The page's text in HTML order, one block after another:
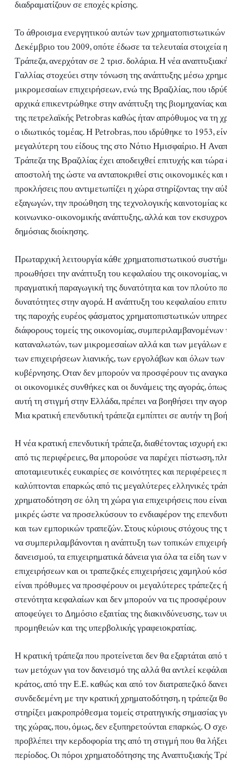
διαδραματίζουν σε εποχές κρίσης.
Το άθροισμα ενεργητικού αυτών των χρηματοπιστωτικών
Δεκέμβριο του 2009, οπότε έδωσε τα τελευταία στοιχεία
Τράπεζα, ανερχόταν σε 2 τρισ. δολάρια. Η νέα
Γαλλίας στοχεύει στην τόνωση της ανάπτυξης μέσω
μικρομεσαίων επιχειρήσεων, ενώ της Βραζιλίας, που
αρχικά επικεντρώθηκε στην ανάπτυξη της βιομηχανίας
της πετρελαϊκής Petrobras καθώς ήταν απρόθυμος να τη
ο ιδιωτικός τομέας. Η Petrobras, που ιδρύθηκε το 1953,
μεγαλύτερη του είδους της στο Νότιο Ημισφαίριο. Η
Τράπεζα της Βραζιλίας έχει αποδειχθεί επιτυχής και τώρα
αποστολή της ώστε να ανταποκριθεί στις οικονομικές και
προκλήσεις που αντιμετωπίζει η χώρα στηρίζοντας την
εξαγωγών, την προώθηση της τεχνολογικής καινοτομίας
κοινωνικο-οικονομικής ανάπτυξης, αλλά και τον
δημόσιας διοίκησης.
Πρωταρχική λειτουργία κάθε χρηματοπιστωτικού
προωθήσει την ανάπτυξη του κεφαλαίου της οικονομίας,
πραγματική παραγωγική της δυνατότητα και τον πλούτο
δυνατότητες στην αγορά. Η ανάπτυξη του κεφαλαίου
της παροχής ευρέος φάσματος χρηματοπιστωτικών
διάφορους τομείς της οικονομίας, συμπεριλαμβανομένων
καταναλωτών, των μικρομεσαίων αλλά και των μεγάλων
των επιχειρήσεων λιανικής, των εργολάβων και όλων των
κυβέρνησης. Οταν δεν μπορούν να προσφέρουν τις
οι οικονομικές συνθήκες και οι δυνάμεις της αγοράς,
αυτή τη στιγμή στην Ελλάδα, πρέπει να βοηθήσει την
Μια κρατική επενδυτική τράπεζα εμπίπτει σε αυτήν τη
Η νέα κρατική επενδυτική τράπεζα, διαθέτοντας ισχυρή
από τις περιφέρειες, θα μπορούσε να παρέχει πίστωση,
αποταμιευτικές ευκαιρίες σε κοινότητες και περιφέρειες
καλύπτονται επαρκώς από τις μεγαλύτερες ελληνικές
χρηματοδότηση σε όλη τη χώρα για επιχειρήσεις που
μικρές ώστε να προσελκύσουν το ενδιαφέρον της
και των εμπορικών τραπεζών. Στους κύριους στόχους της
να συμπεριλαμβάνονται η ανάπτυξη των τοπικών
δανεισμού, τα επιχειρηματικά δάνεια για όλα τα είδη των
επιχειρήσεων και οι τραπεζικές επιχειρήσεις χαμηλού
είναι πρόθυμες να προσφέρουν οι μεγαλύτερες τράπεζες
στενότητα κεφαλαίων και δεν μπορούν να τις προσφέρουν
αποφεύγει το Δημόσιο εξαιτίας της διακινδύνευσης, των
προμηθειών και της υπερβολικής γραφειοκρατίας.
Η κρατική τράπεζα που προτείνεται δεν θα εξαρτάται από
των μετόχων για τον δανεισμό της αλλά θα αντλεί
κράτος, από την Ε.Ε. καθώς και από τον διατραπεζικό
συνδεδεμένη με την κρατική χρηματοδότηση, η τράπεζα
στηρίξει μακροπρόθεσμα τομείς στρατηγικής σημασίας
της χώρας, που, όμως, δεν εξυπηρετούνται επαρκώς. Ο
προβλέπει την κερδοφορία της από τη στιγμή που θα
περίοδος. Οι πόροι χρηματοδότησης της Αναπτυξιακής